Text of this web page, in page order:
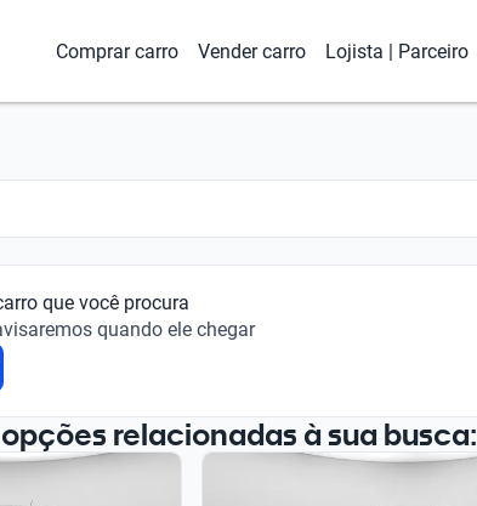
Comprar carro Vender carro Lojista | Parceiro
que você procura
quando ele chegar
relacionadas à sua busca: